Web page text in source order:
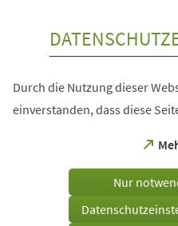
Durch die Nutzung dieser
einverstanden, dass diese
einem
Tab)
Nur